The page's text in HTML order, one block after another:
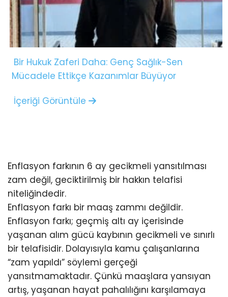
Bir Hukuk Zaferi Daha: Genç Sağlık-Sen
Mücadele Ettikçe Kazanımlar Büyüyor
İçeriği Görüntüle
Enflasyon farkının 6 ay gecikmeli yansıtılması
zam değil, geciktirilmiş bir hakkın telafisi
niteliğindedir.
Enflasyon farkı bir maaş zammı değildir.
Enflasyon farkı; geçmiş altı ay içerisinde
yaşanan alım gücü kaybının gecikmeli ve sınırlı
bir telafisidir. Dolayısıyla kamu çalışanlarına
“zam yapıldı” söylemi gerçeği
yansıtmamaktadır. Çünkü maaşlara yansıyan
artış, yaşanan hayat pahalılığını karşılamaya